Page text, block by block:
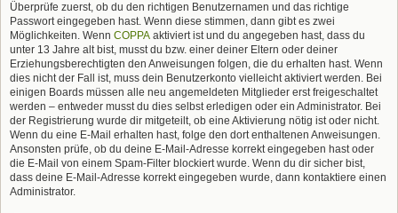
Überprüfe zuerst, ob du den richtigen Benutzernamen und das richtige
Passwort eingegeben hast. Wenn diese stimmen, dann gibt es zwei
Möglichkeiten. Wenn COPPA aktiviert ist und du angegeben hast, dass du
unter 13 Jahre alt bist, musst du bzw. einer deiner Eltern oder deiner
Erziehungsberechtigten den Anweisungen folgen, die du erhalten hast. Wenn
dies nicht der Fall ist, muss dein Benutzerkonto vielleicht aktiviert werden. Bei
einigen Boards müssen alle neu angemeldeten Mitglieder erst freigeschaltet
werden – entweder musst du dies selbst erledigen oder ein Administrator. Bei
der Registrierung wurde dir mitgeteilt, ob eine Aktivierung nötig ist oder nicht.
Wenn du eine E-Mail erhalten hast, folge den dort enthaltenen Anweisungen.
Ansonsten prüfe, ob du deine E-Mail-Adresse korrekt eingegeben hast oder
die E-Mail von einem Spam-Filter blockiert wurde. Wenn du dir sicher bist,
dass deine E-Mail-Adresse korrekt eingegeben wurde, dann kontaktiere einen
Administrator.